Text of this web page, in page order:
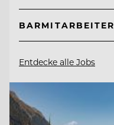
BARMITARBEITER
Entdecke alle Jobs